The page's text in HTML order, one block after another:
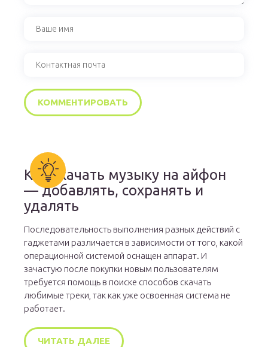
Как скачать музыку на айфон
— добавлять, сохранять и
удалять
Последовательность выполнения разных действий с
гаджетами различается в зависимости от того, какой
операционной системой оснащен аппарат. И
зачастую после покупки новым пользователям
требуется помощь в поиске способов скачать
любимые треки, так как уже освоенная система не
работает.
ЧИТАТЬ ДАЛЕЕ